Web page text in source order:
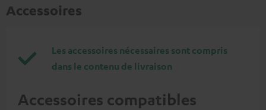
Accessoires
Les accessoires nécessaires sont compris
dans le contenu de livraison
Accessoires compatibles